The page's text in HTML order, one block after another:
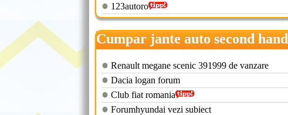
123autoro
Cumpar jante auto second hand
Renault megane scenic 391999 de vanzare
Dacia logan forum
Club fiat romania
Forumhyundai vezi subiect